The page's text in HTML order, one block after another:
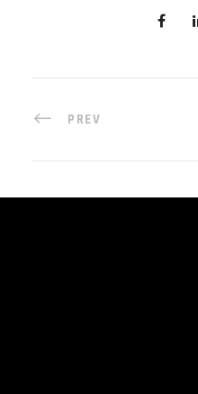
PREV